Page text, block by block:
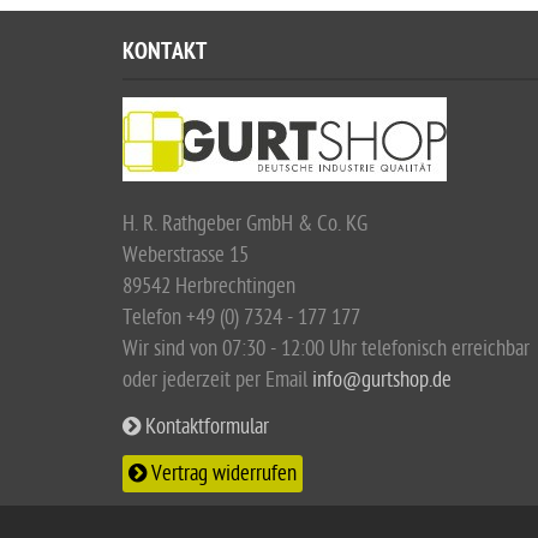
KONTAKT
H. R. Rathgeber GmbH & Co. KG
Weberstrasse 15
89542 Herbrechtingen
Telefon +49 (0) 7324 - 177 177
Wir sind von 07:30 - 12:00 Uhr telefonisch erreichbar
oder jederzeit per Email info@gurtshop.de
Kontaktformular
Vertrag widerrufen